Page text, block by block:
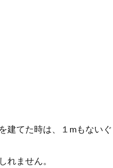
建てた時は、１mもないぐ
れません。